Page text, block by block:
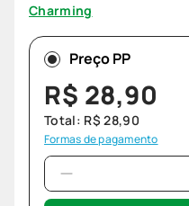
Charming
Preço PP
R$ 28,90
Total: R$ 28,90
Formas de pagamento